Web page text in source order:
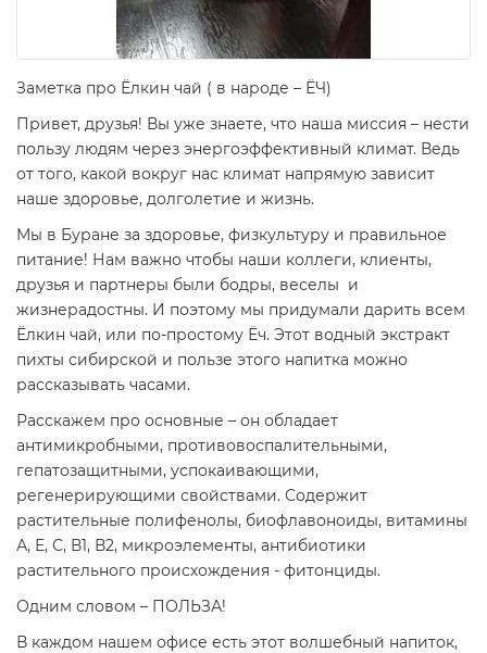
Заметка про Ёлкин чай ( в народе – ЁЧ)
Привет, друзья! Вы уже знаете, что наша миссия – нести
пользу людям через энергоэффективный климат. Ведь
от того, какой вокруг нас климат напрямую зависит
наше здоровье, долголетие и жизнь.
Мы в Буране за здоровье, физкультуру и правильное
питание! Нам важно чтобы наши коллеги, клиенты,
друзья и партнеры были бодры, веселы и
жизнерадостны. И поэтому мы придумали дарить всем
Ёлкин чай, или по-простому Ёч. Этот водный экстракт
пихты сибирской и пользе этого напитка можно
рассказывать часами.
Расскажем про основные – он обладает
антимикробными, противовоспалительными,
гепатозащитными, успокаивающими,
регенерирующими свойствами. Содержит
растительные полифенолы, биофлавоноиды, витамины
А, Е, С, В1, В2, микроэлементы, антибиотики
растительного происхождения - фитонциды.
Одним словом – ПОЛЬЗА!
В каждом нашем офисе есть этот волшебный напиток,